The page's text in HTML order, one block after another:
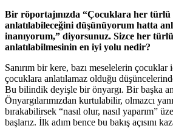
Bir röportajınızda “Çocuklara her
anlatılabileceğini düşünüyorum hatta
inanıyorum,” diyorsunuz. Sizce her
anlatılabilmesinin en iyi yolu nedir?
Sanırım bir kere, bazı meselelerin çocuklar
çocuklara anlatılamaz olduğu
Bu bilindik deyişle bir önyargı. Bir başka
Önyargılarımızdan kurtulabilir, olmazcı
bırakabilirsek “nasıl olur, nasıl yaparım”
başlarız. İlk adım bence bu bakış açısını